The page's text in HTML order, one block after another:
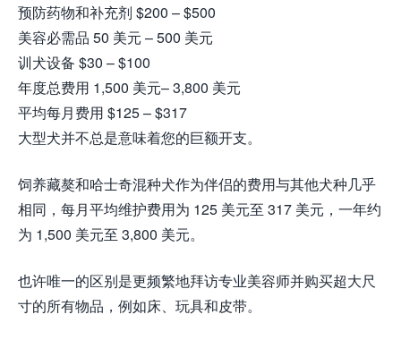
预防药物和补充剂 $200 – $500
美容必需品 50 美元 – 500 美元
训犬设备 $30 – $100
年度总费用 1,500 美元– 3,800 美元
平均每月费用 $125 – $317
大型犬并不总是意味着您的巨额开支。
饲养藏獒和哈士奇混种犬作为伴侣的费用与其他犬种几乎
相同，每月平均维护费用为 125 美元至 317 美元，一年约
为 1,500 美元至 3,800 美元。
也许唯一的区别是更频繁地拜访专业美容师并购买超大尺
寸的所有物品，例如床、玩具和皮带。